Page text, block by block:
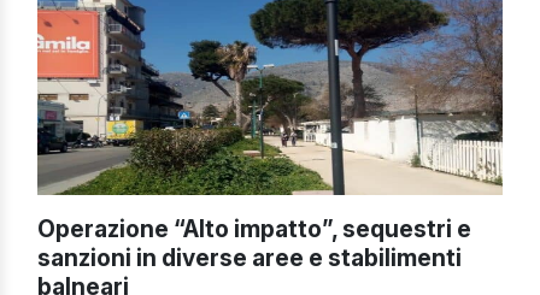
Operazione “Alto impatto”, sequestri e
sanzioni in diverse aree e stabilimenti
balneari